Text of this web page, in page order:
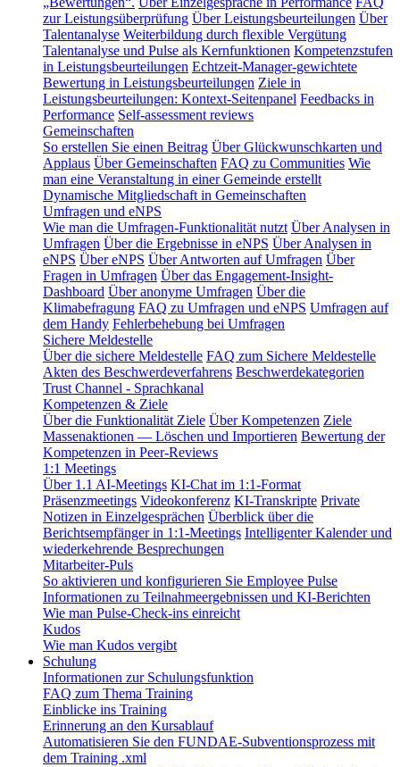
zur Leistungsüberprüfung Über Leistungsbeurteilungen Über
Talentanalyse Weiterbildung durch flexible Vergütung
Talentanalyse und Pulse als Kernfunktionen Kompetenzstufen
in Leistungsbeurteilungen Echtzeit-Manager-gewichtete
Bewertung in Leistungsbeurteilungen Ziele in
Leistungsbeurteilungen: Kontext-Seitenpanel Feedbacks in
Performance Self-assessment reviews
Gemeinschaften
So erstellen Sie einen Beitrag Über Glückwunschkarten und
Applaus Über Gemeinschaften FAQ zu Communities Wie
man eine Veranstaltung in einer Gemeinde erstellt
Dynamische Mitgliedschaft in Gemeinschaften
Umfragen und eNPS
Wie man die Umfragen-Funktionalität nutzt Über Analysen in
Umfragen Über die Ergebnisse in eNPS Über Analysen in
eNPS Über eNPS Über Antworten auf Umfragen Über
Fragen in Umfragen Über das Engagement-Insight-
Dashboard Über anonyme Umfragen Über die
Klimabefragung FAQ zu Umfragen und eNPS Umfragen auf
dem Handy Fehlerbehebung bei Umfragen
Sichere Meldestelle
Über die sichere Meldestelle FAQ zum Sichere Meldestelle
Akten des Beschwerdeverfahrens Beschwerdekategorien
Trust Channel - Sprachkanal
Kompetenzen & Ziele
Über die Funktionalität Ziele Über Kompetenzen Ziele
Massenaktionen — Löschen und Importieren Bewertung der
Kompetenzen in Peer-Reviews
1:1 Meetings
Über 1.1 AI-Meetings KI-Chat im 1:1-Format
Präsenzmeetings Videokonferenz KI-Transkripte Private
Notizen in Einzelgesprächen Überblick über die
Berichtsempfänger in 1:1-Meetings Intelligenter Kalender und
wiederkehrende Besprechungen
Mitarbeiter-Puls
So aktivieren und konfigurieren Sie Employee Pulse
Informationen zu Teilnahmeergebnissen und KI-Berichten
Wie man Pulse-Check-ins einreicht
Kudos
Wie man Kudos vergibt
Schulung
Informationen zur Schulungsfunktion
FAQ zum Thema Training
Einblicke ins Training
Erinnerung an den Kursablauf
Automatisieren Sie den FUNDAE-Subventionsprozess mit
dem Training .xml